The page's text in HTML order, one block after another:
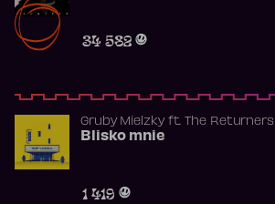
34 582
Gruby Mielzkyft. The Returners
Blisko mnie
1 419